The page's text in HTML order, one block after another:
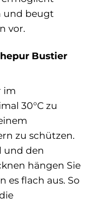
und beugt
vor.
Bustier
im
30°C zu
zu schützen.
und den
hängen Sie
es flach aus. So